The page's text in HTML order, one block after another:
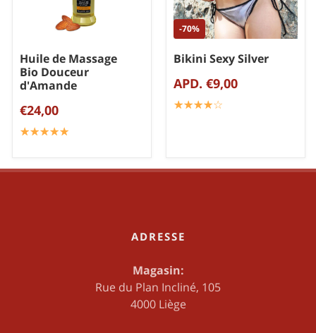
Huile de Massage
Bio Douceur
d'Amande
€24,00
☆☆☆☆☆
★★★★★
-70%
Bikini Sexy Silver
APD. €9,00
☆☆☆☆☆
★★★★★
ADRESSE
Magasin:
Rue du Plan Incliné, 105
4000 Liège